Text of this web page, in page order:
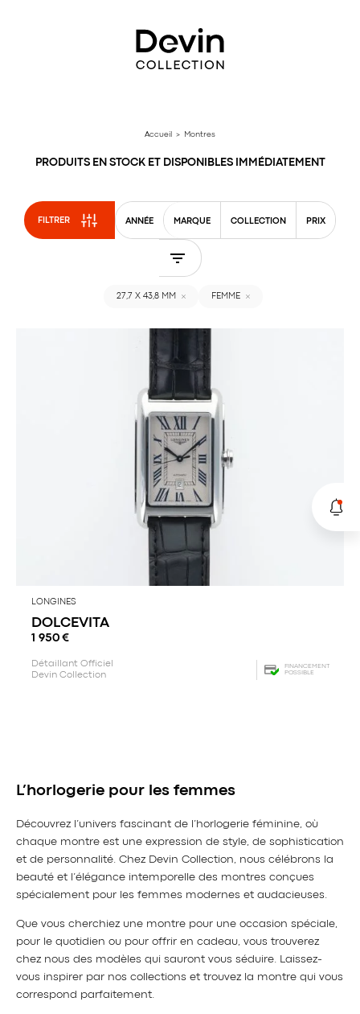
Accueil > Montres
PRODUITS EN STOCK ET DISPONIBLES IMMÉDIATEMENT
FILTRER ANNÉE MARQUE COLLECTION PRIX
27,7 X 43,8 MM FEMME
LONGINES
DOLCEVITA
1 950 €
Détaillant Officiel
Devin Collection
FINANCEMENT
POSSIBLE
L’horlogerie pour les femmes
Découvrez l’univers fascinant de l’horlogerie féminine, où
chaque montre est une expression de style, de sophistication
et de personnalité. Chez Devin Collection, nous célébrons la
beauté et l’élégance intemporelle des montres conçues
spécialement pour les femmes modernes et audacieuses.
Que vous cherchiez une montre pour une occasion spéciale,
pour le quotidien ou pour offrir en cadeau, vous trouverez
chez nous des modèles qui sauront vous séduire. Laissez-
vous inspirer par nos collections et trouvez la montre qui vous
correspond parfaitement.